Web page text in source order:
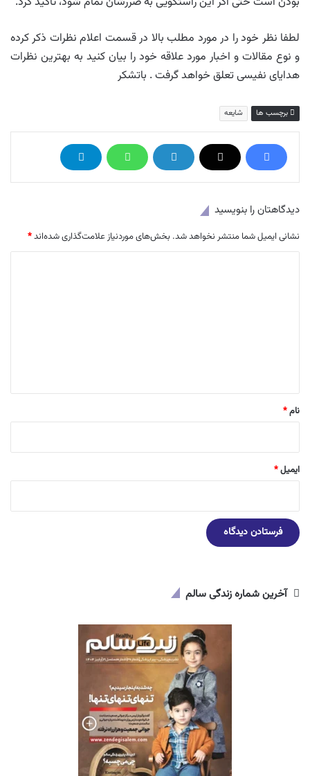
لطفا نظر خود را در مورد مطلب بالا در قسمت اعلام نظرات ذکر کرده
و نوع مقالات و اخبار مورد علاقه خود را بیان کنید به بهترین نظرات
هدایای نفیسی تعلق خواهد گرفت . باتشکر
برچسب ها شایعه
دیدگاهتان را بنویسید
نشانی ایمیل شما منتشر نخواهد شد. بخش‌های موردنیاز علامت‌گذاری شده‌اند*
نام*
ایمیل*
آخرین شماره زندگی سالم